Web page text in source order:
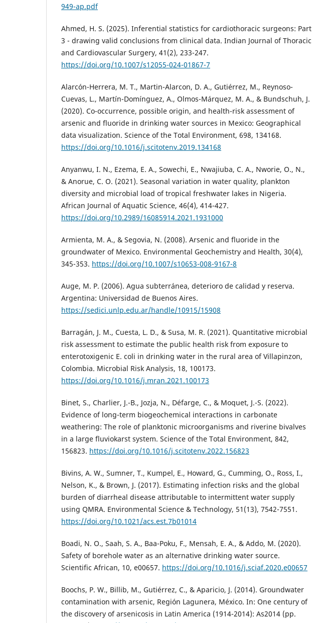
949-ap.pdf
Ahmed, H. S. (2025). Inferential statistics for cardiothoracic surgeons: Part
3 - drawing valid conclusions from clinical data. Indian Journal of Thoracic
and Cardiovascular Surgery, 41(2), 233-247.
https://doi.org/10.1007/s12055-024-01867-7
Alarcón-Herrera, M. T., Martin-Alarcon, D. A., Gutiérrez, M., Reynoso-
Cuevas, L., Martín-Domínguez, A., Olmos-Márquez, M. A., & Bundschuh, J.
(2020). Co-occurrence, possible origin, and health-risk assessment of
arsenic and fluoride in drinking water sources in Mexico: Geographical
data visualization. Science of the Total Environment, 698, 134168.
https://doi.org/10.1016/j.scitotenv.2019.134168
Anyanwu, I. N., Ezema, E. A., Sowechi, E., Nwajiuba, C. A., Nworie, O., N.,
& Anorue, C. O. (2021). Seasonal variation in water quality, plankton
diversity and microbial load of tropical freshwater lakes in Nigeria.
African Journal of Aquatic Science, 46(4), 414-427.
https://doi.org/10.2989/16085914.2021.1931000
Armienta, M. A., & Segovia, N. (2008). Arsenic and fluoride in the
groundwater of Mexico. Environmental Geochemistry and Health, 30(4),
345-353. https://doi.org/10.1007/s10653-008-9167-8
Auge, M. P. (2006). Agua subterránea, deterioro de calidad y reserva.
Argentina: Universidad de Buenos Aires.
https://sedici.unlp.edu.ar/handle/10915/15908
Barragán, J. M., Cuesta, L. D., & Susa, M. R. (2021). Quantitative microbial
risk assessment to estimate the public health risk from exposure to
enterotoxigenic E. coli in drinking water in the rural area of Villapinzon,
Colombia. Microbial Risk Analysis, 18, 100173.
https://doi.org/10.1016/j.mran.2021.100173
Binet, S., Charlier, J.-B., Jozja, N., Défarge, C., & Moquet, J.-S. (2022).
Evidence of long-term biogeochemical interactions in carbonate
weathering: The role of planktonic microorganisms and riverine bivalves
in a large fluviokarst system. Science of the Total Environment, 842,
156823. https://doi.org/10.1016/j.scitotenv.2022.156823
Bivins, A. W., Sumner, T., Kumpel, E., Howard, G., Cumming, O., Ross, I.,
Nelson, K., & Brown, J. (2017). Estimating infection risks and the global
burden of diarrheal disease attributable to intermittent water supply
using QMRA. Environmental Science & Technology, 51(13), 7542-7551.
https://doi.org/10.1021/acs.est.7b01014
Boadi, N. O., Saah, S. A., Baa-Poku, F., Mensah, E. A., & Addo, M. (2020).
Safety of borehole water as an alternative drinking water source.
Scientific African, 10, e00657. https://doi.org/10.1016/j.sciaf.2020.e00657
Boochs, P. W., Billib, M., Gutiérrez, C., & Aparicio, J. (2014). Groundwater
contamination with arsenic, Región Lagunera, México. In: One century of
the discovery of arsenicosis in Latin America (1914-2014): As2014 (pp.